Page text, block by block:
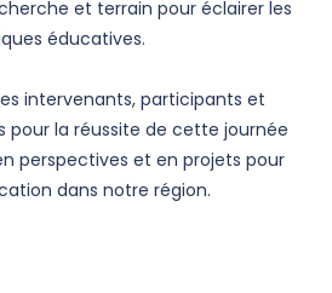
et terrain pour éclairer les
éducatives.
intervenants, participants et
pour la réussite de cette journée
perspectives et en projets pour
dans notre région.